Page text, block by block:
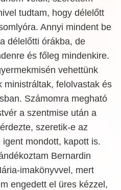
tudtam, hogy délelőtt
Annyi mindent be
délelőtti órákba, de
és főleg mindenkire.
vehettünk
ministráltak, felolvastak és
Számomra megható
a szentmise után a
szeretik-e az
mondott, kapott is.
Bernardin
imakönyvvel, mert
engedett el üres kézzel,